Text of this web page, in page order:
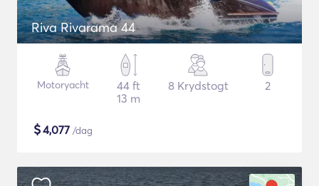
Riva Rivarama 44
Motoryacht
44 ft
13 m
8 Krydstogt 2
$4,077 /dag